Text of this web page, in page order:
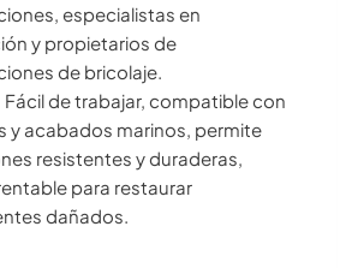
especialistas en
y propietarios de
de bricolaje.
Fácil de trabajar, compatible con
y acabados marinos, permite
resistentes y duraderas,
para restaurar
dañados.